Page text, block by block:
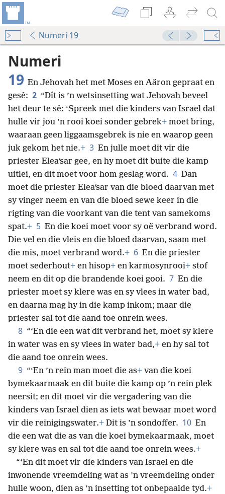
Numeri 19
Numeri
19 En Jehovah het met Moses en Aäron gepraat en
gesê: 2 “Dít is ’n wetsinsetting wat Jehovah beveel
het deur te sê: ‘Spreek met die kinders van Israel dat
hulle vir jou ’n rooi koei sonder gebrek+ moet bring,
waaraan geen liggaamsgebrek is nie en waarop geen
juk gekom het nie.+ 3 En julle moet dit vir die
priester Eleaʹsar gee, en hy moet dit buite die kamp
uitlei, en dit moet voor hom geslag word. 4 Dan
moet die priester Eleaʹsar van die bloed daarvan met
sy vinger neem en van die bloed sewe keer in die
rigting van die voorkant van die tent van samekoms
spat.+ 5 En die koei moet voor sy oë verbrand word.
Die vel en die vleis en die bloed daarvan, saam met
die mis, moet verbrand word.+ 6 En die priester
moet sederhout+ en hisop+ en karmosynrooi+ stof
neem en dit op die brandende koei gooi. 7 En die
priester moet sy klere was en sy vlees in water bad,
en daarna mag hy in die kamp inkom; maar die
priester sal tot die aand toe onrein wees.
8 “‘En die een wat dit verbrand het, moet sy klere
in water was en sy vlees in water bad,+ en hy sal tot
die aand toe onrein wees.
9 “‘En ’n rein man moet die as+ van die koei
bymekaarmaak en dit buite die kamp op ’n rein plek
neersit; en dit moet vir die vergadering van die
kinders van Israel dien as iets wat bewaar moet word
vir die reinigingswater.+ Dit is ’n sondoffer. 10 En
die een wat die as van die koei bymekaarmaak, moet
sy klere was en sal tot die aand toe onrein wees.+
“‘En dit moet vir die kinders van Israel en die
inwonende vreemdeling wat as ’n vreemdeling onder
hulle woon, dien as ’n insetting tot onbepaalde tyd.+